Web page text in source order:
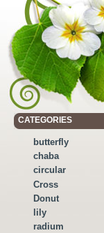
CATEGORIES
butterfly
chaba
circular
Cross
Donut
lily
radium